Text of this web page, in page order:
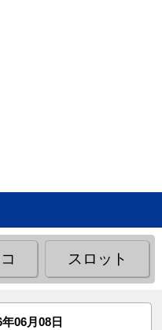
スロット
06月08日